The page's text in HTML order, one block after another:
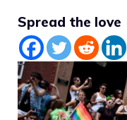
Spread the love